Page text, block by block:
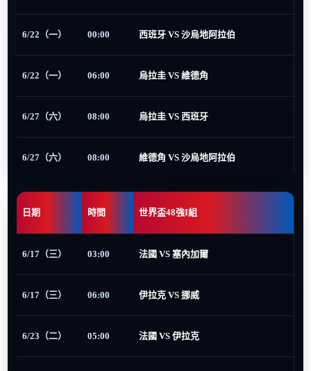
6/22（一） 00:00 西班牙 VS 沙烏地阿拉伯
6/22（一） 06:00 烏拉圭 VS 維德角
6/27（六） 08:00 烏拉圭 VS 西班牙
6/27（六） 08:00 維德角 VS 沙烏地阿拉伯
日期 時間 世界盃48強I組
6/17（三） 03:00 法國 VS 塞內加爾
6/17（三） 06:00 伊拉克 VS 挪威
6/23（二） 05:00 法國 VS 伊拉克